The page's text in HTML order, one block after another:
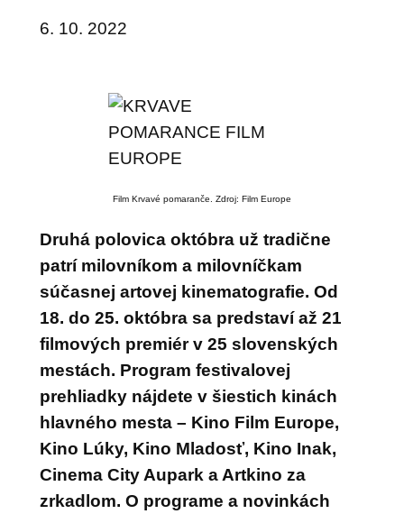
6. 10. 2022
Film Krvavé pomaranče. Zdroj: Film Europe
Druhá polovica októbra už tradične
patrí milovníkom a milovníčkam
súčasnej artovej kinematografie. Od
18. do 25. októbra sa predstaví až 21
filmových premiér v 25 slovenských
mestách. Program festivalovej
prehliadky nájdete v šiestich kinách
hlavného mesta – Kino Film Europe,
Kino Lúky, Kino Mladosť, Kino Inak,
Cinema City Aupark a Artkino za
zrkadlom. O programe a novinkách